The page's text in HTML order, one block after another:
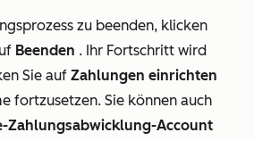
zu beenden, klicken
Beenden . Ihr Fortschritt wird
Sie auf Zahlungen einrichten
fortzusetzen. Sie können auch
Zahlungsabwicklung-Account